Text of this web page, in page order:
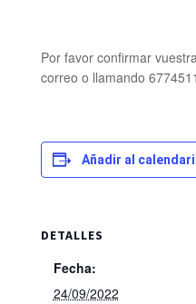
Por favor confirmar
correo o llamando
Añadir al
DETALLES
Fecha:
24/09/2022